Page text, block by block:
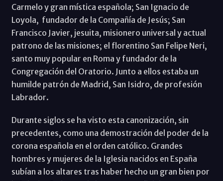
Carmelo y gran mística española; San Ignacio de
Loyola, fundador de la Compañía de Jesús; San
Francisco Javier, jesuita, misionero universal y actual
patrono de las misiones; el florentino San Felipe Neri,
santo muy popular en Roma y fundador de la
Congregación del Oratorio. Junto a ellos estaba un
humilde patrón de Madrid, San Isidro, de profesión
Labrador.
Durante siglos se ha visto esta canonización, sin
precedentes, como una demostración del poder de la
corona española en el orden católico. Grandes
hombres y mujeres de la Iglesia nacidos en España
subían a los altares tras haber hecho un gran bien por